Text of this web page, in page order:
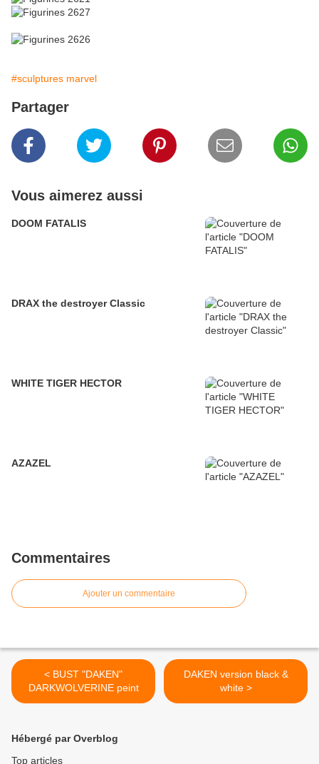
#sculptures marvel
Partager
Vous aimerez aussi
DOOM FATALIS
DRAX the destroyer Classic
WHITE TIGER HECTOR
AZAZEL
Commentaires
Ajouter un commentaire
< BUST "DAKEN"
DARKWOLVERINE peint
DAKEN version black &
white >
Hébergé par Overblog
Top articles